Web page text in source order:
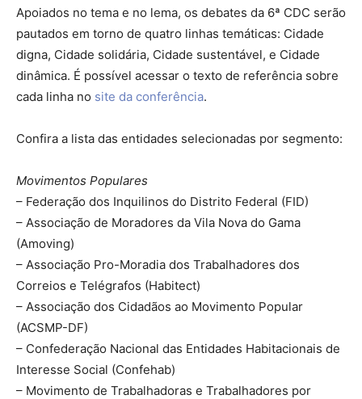
Apoiados no tema e no lema, os debates da 6ª CDC serão
pautados em torno de quatro linhas temáticas: Cidade
digna, Cidade solidária, Cidade sustentável, e Cidade
dinâmica. É possível acessar o texto de referência sobre
cada linha no site da conferência.
Confira a lista das entidades selecionadas por segmento:
Movimentos Populares
– Federação dos Inquilinos do Distrito Federal (FID)
– Associação de Moradores da Vila Nova do Gama
(Amoving)
– Associação Pro-Moradia dos Trabalhadores dos
Correios e Telégrafos (Habitect)
– Associação dos Cidadãos ao Movimento Popular
(ACSMP-DF)
– Confederação Nacional das Entidades Habitacionais de
Interesse Social (Confehab)
– Movimento de Trabalhadoras e Trabalhadores por